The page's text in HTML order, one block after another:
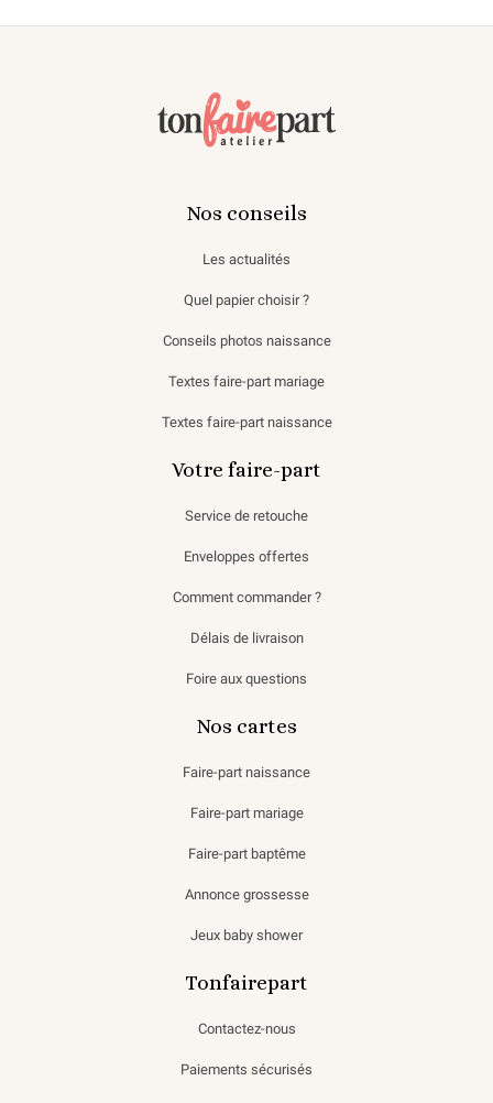
Nos conseils
Les actualités
Quel papier choisir ?
Conseils photos naissance
Textes faire-part mariage
Textes faire-part naissance
Votre faire-part
Service de retouche
Enveloppes offertes
Comment commander ?
Délais de livraison
Foire aux questions
Nos cartes
Faire-part naissance
Faire-part mariage
Faire-part baptême
Annonce grossesse
Jeux baby shower
Tonfairepart
Contactez-nous
Paiements sécurisés